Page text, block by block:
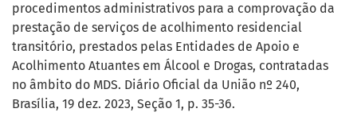
procedimentos administrativos para a comprovação da
prestação de serviços de acolhimento residencial
transitório, prestados pelas Entidades de Apoio e
Acolhimento Atuantes em Álcool e Drogas, contratadas
no âmbito do MDS. Diário Oficial da União nº 240,
Brasília, 19 dez. 2023, Seção 1, p. 35-36.